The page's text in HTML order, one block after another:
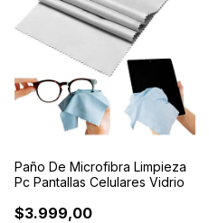
Paño De Microfibra Limpieza
Pc Pantallas Celulares Vidrio
$3.999,00